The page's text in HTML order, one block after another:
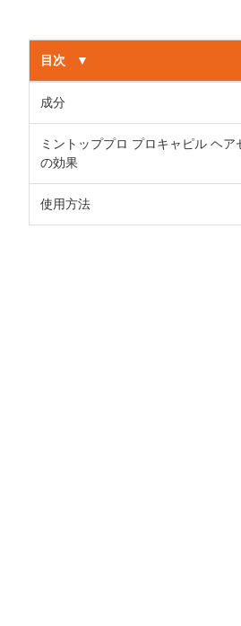
目次 ▼
成分
ミントッププロ プロキャピル ヘア
の効果
使用方法